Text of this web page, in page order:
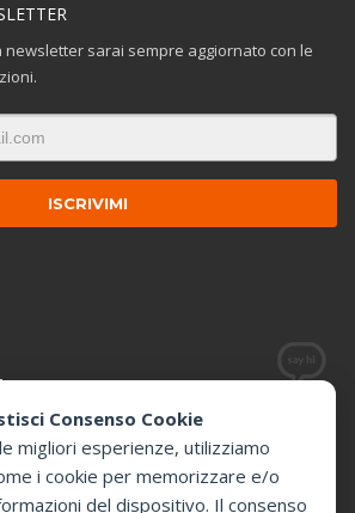
Consenso Cookie
migliori esperienze, utilizziamo
i cookie per memorizzare e/o
del dispositivo. Il consenso
sarai sempre aggiornato con le
Cologno Monzese (MI)